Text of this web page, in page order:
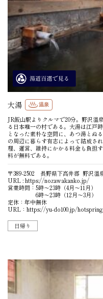
大湯 温泉
JR飯山駅よりクルマで20分。野沢温
る日本唯一の村である。大湯は江戸
となった素朴な空間に、あつ湯とぬ
の周辺に暮らす有志によって結成さ
理、運営、維持にかかる料金も負担
料が無料である。
〒389-2502 長野県下高井郡 野沢温
URL :https://nozawakanko.jp/
営業時間：5時～23時（4月～11月）
6時～23時（12月～3月）
定休：年中無休
URL： https://yu-do100.jp/
日帰り